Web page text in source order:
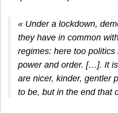
« Under a lockdown,
they have in common
regimes: here too
power and order. […]. It
are nicer, kinder, gentler
to be, but in the end that